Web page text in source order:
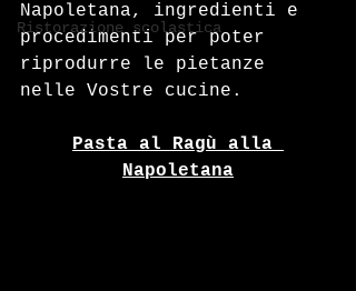
Ristorazione scolastica
Napoletana, ingredienti e
procedimenti per poter
riprodurre le pietanze
nelle Vostre cucine.
Pasta al Ragù alla
Napoletana